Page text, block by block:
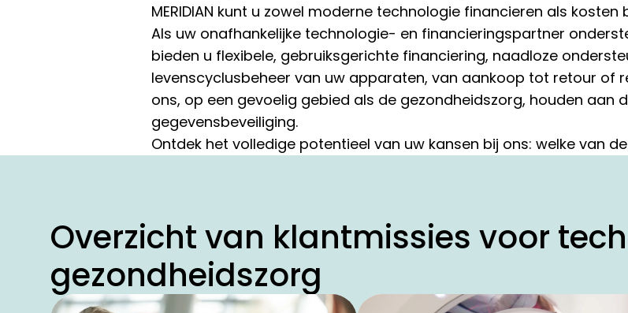
MERIDIAN kunt u zowel moderne technologie financieren als kosten
Als uw onafhankelijke technologie- en financieringspartner
bieden u flexibele, gebruiksgerichte financiering, naadloze
levenscyclusbeheer van uw apparaten, van aankoop tot retour of
ons, op een gevoelig gebied als de gezondheidszorg, houden aan
gegevensbeveiliging.
Ontdek het volledige potentieel van uw kansen bij ons: welke van
Overzicht van klantmissies voor
gezondheidszorg